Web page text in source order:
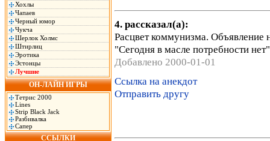
Хохлы
Чапаев
Черный юмор
Чукча
Шерлок Холмс
Штирлиц
Эротика
Эстонцы
Лучшие
ОН-ЛАЙН ИГРЫ
Тетрис 2000
Lines
Strip Black Jack
Разбивалка
Сапер
ССЫЛКИ
4. рассказал(а):
Расцвет коммунизма. Объявление
"Сегодня в масле потребности
Добавлено 2000-01-01
Ссылка на анекдот
Отправить другу